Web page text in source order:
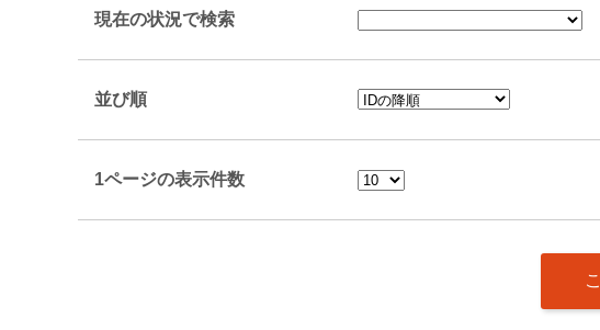
現在の状況で検索
並び順
1ページの表示件数